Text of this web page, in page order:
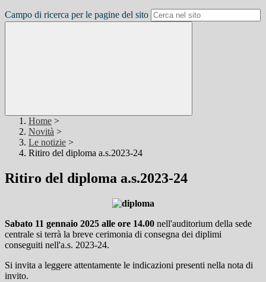
Campo di ricerca per le pagine del sito
Home >
Novità >
Le notizie >
Ritiro del diploma a.s.2023-24
Ritiro del diploma a.s.2023-24
Sabato 11 gennaio 2025 alle ore 14.00 nell'auditorium della sede
centrale si terrà la breve cerimonia di consegna dei diplimi
conseguiti nell'a.s. 2023-24.
Si invita a leggere attentamente le indicazioni presenti nella nota di
invito.